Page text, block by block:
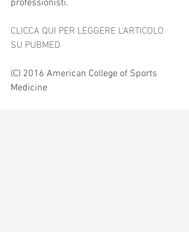
professionisti.
CLICCA QUI PER LEGGERE L'ARTICOLO
SU PUBMED
(C) 2016 American College of Sports
Medicine